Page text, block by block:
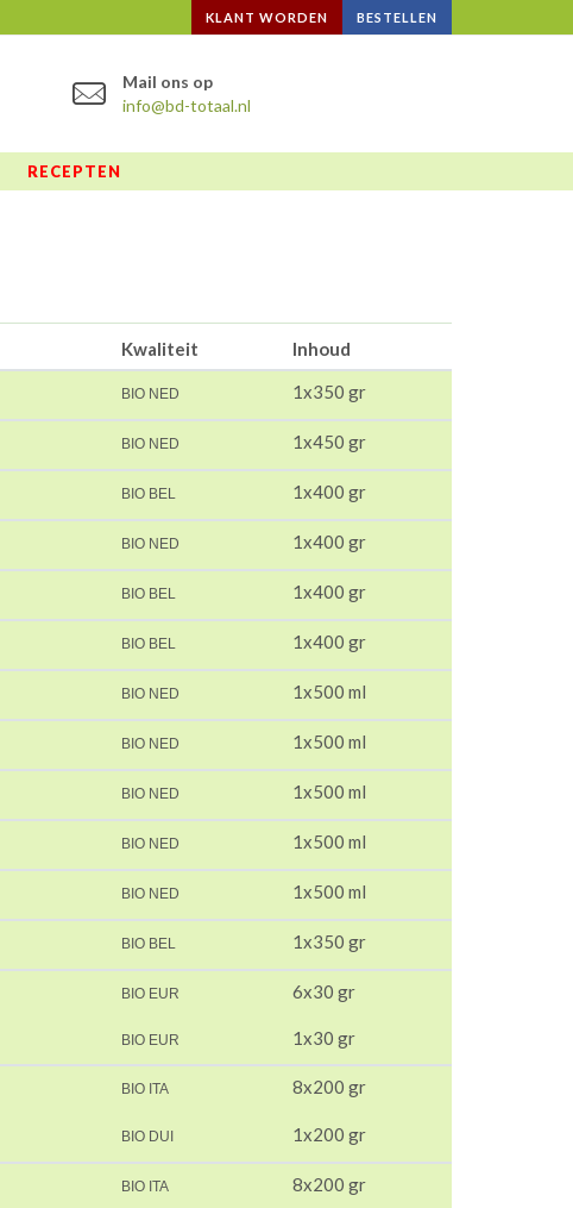
KLANT WORDEN BESTELLEN
Mail ons op
info@bd-totaal.nl
RECEPTEN
Kwaliteit
Inhoud
BIO NED 1x350 gr
BIO NED 1x450 gr
BIO BEL 1x400 gr
BIO NED 1x400 gr
BIO BEL 1x400 gr
BIO BEL 1x400 gr
BIO NED 1x500 ml
BIO NED 1x500 ml
BIO NED 1x500 ml
BIO NED 1x500 ml
BIO NED 1x500 ml
BIO BEL 1x350 gr
BIO EUR 6x30 gr
BIO EUR 1x30 gr
BIO ITA 8x200 gr
BIO DUI 1x200 gr
BIO ITA 8x200 gr